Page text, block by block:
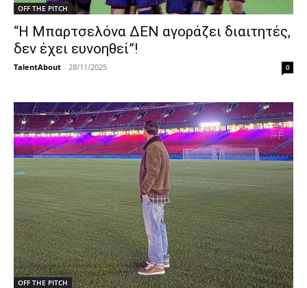
OFF THE PITCH
“Η Μπαρτσελόνα ΔΕΝ αγοράζει διαιτητές,
δεν έχει ευνοηθεί”!
TalentAbout - 28/11/2025 0
OFF THE PITCH